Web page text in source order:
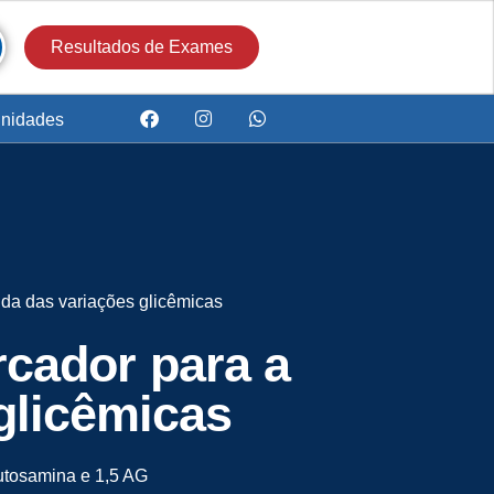
Resultados de Exames
das variações glicêmicas
para a
e 1,5 AG